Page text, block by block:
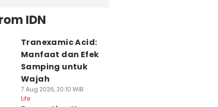
IDN
Tranexamic Acid:
Manfaat dan Efek
Samping untuk
Wajah
7 Aug 2026, 20:10 WIB
Life